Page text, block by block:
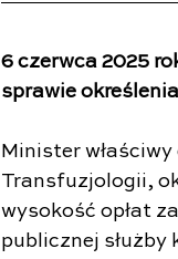
6 czerwca 2025
sprawie
Minister
Transfuzjologii,
wysokość opłat
publicznej